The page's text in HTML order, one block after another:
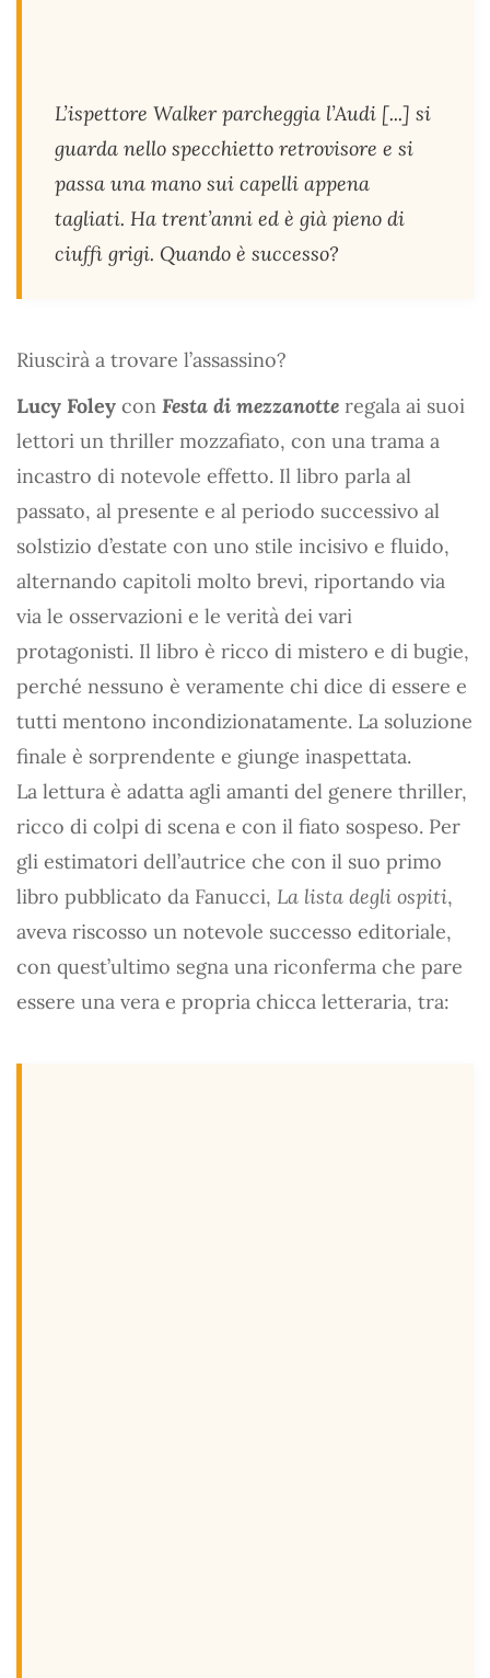
L’ispettore Walker parcheggia l’Audi [...] si
guarda nello specchietto retrovisore e si
passa una mano sui capelli appena
tagliati. Ha trent’anni ed è già pieno di
ciuffi grigi. Quando è successo?
Riuscirà a trovare l’assassino?
Lucy Foley con Festa di mezzanotte regala ai suoi
lettori un thriller mozzafiato, con una trama a
incastro di notevole effetto. Il libro parla al
passato, al presente e al periodo successivo al
solstizio d’estate con uno stile incisivo e fluido,
alternando capitoli molto brevi, riportando via
via le osservazioni e le verità dei vari
protagonisti. Il libro è ricco di mistero e di bugie,
perché nessuno è veramente chi dice di essere e
tutti mentono incondizionatamente. La soluzione
finale è sorprendente e giunge inaspettata.
La lettura è adatta agli amanti del genere thriller,
ricco di colpi di scena e con il fiato sospeso. Per
gli estimatori dell’autrice che con il suo primo
libro pubblicato da Fanucci, La lista degli ospiti,
aveva riscosso un notevole successo editoriale,
con quest’ultimo segna una riconferma che pare
essere una vera e propria chicca letteraria, tra: